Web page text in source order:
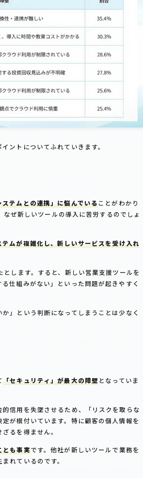
ントについてふれていきます。
テムとの連携」に悩んでいることがわかり
ぜ新しいツールの導入に苦労するのでしょ
ムが複雑化し、新しいサービスを受け入れ
します。すると、新しい営業支援ツールを
仕組みがない」といった問題が起きやすく
」という判断になってしまうことは少なく
「セキュリティ」が最大の障壁となっていま
信用を失墜させるため、「リスクを取らな
が根付いています。特に顧客の個人情報を
るを得ません。
とも事実です。他社が新しいツールで業務を
れているのです。